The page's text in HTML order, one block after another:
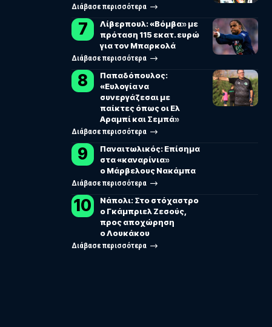
Διάβασε περισσότερα
Λίβερπουλ: «Βόμβα» με
πρόταση 115 εκατ. ευρώ
για τον Μπαρκολά
Διάβασε περισσότερα
Παπαδόπουλος:
«Ευλογία να
συνεργάζεσαι με
παίκτες όπως οι Ελ
Αραμπί και Σεμπά»
Διάβασε περισσότερα
Παναιτωλικός: Επίσημα
στα «καναρίνια»
ο Μάρβελους Νακάμπα
Διάβασε περισσότερα
Νάπολι: Στο στόχαστρο
ο Γκάμπριελ Ζεσούς,
προς αποχώρηση
ο Λουκάκου
Διάβασε περισσότερα